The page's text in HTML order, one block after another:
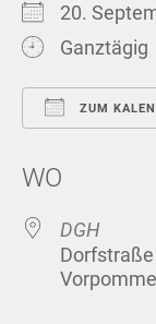
20.
Ganztägig
ZUM
WO
DGH